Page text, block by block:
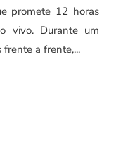
promete 12 horas
vivo. Durante um
a frente,...